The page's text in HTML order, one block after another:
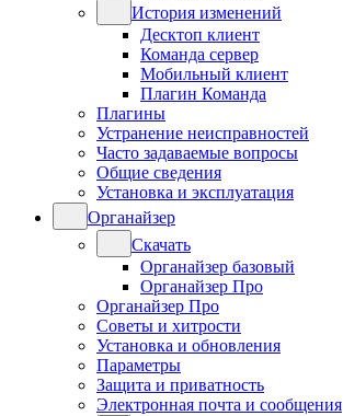
История изменений
Десктоп клиент
Команда сервер
Мобильный клиент
Плагин Команда
Плагины
Устранение неисправностей
Часто задаваемые вопросы
Общие сведения
Установка и эксплуатация
Органайзер
Скачать
Органайзер базовый
Органайзер Про
Органайзер Про
Советы и хитрости
Установка и обновления
Параметры
Защита и приватность
Электронная почта и сообщения